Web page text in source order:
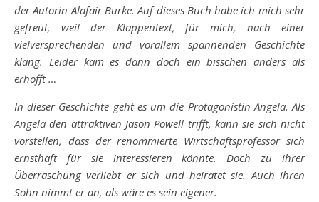
der Autorin Alafair Burke. Auf dieses Buch habe ich mich sehr
gefreut, weil der Klappentext, für mich, nach einer
vielversprechenden und vorallem spannenden Geschichte
klang. Leider kam es dann doch ein bisschen anders als
erhofft …
In dieser Geschichte geht es um die Protagonistin Angela. Als
Angela den attraktiven Jason Powell trifft, kann sie sich nicht
vorstellen, dass der renommierte Wirtschaftsprofessor sich
ernsthaft für sie interessieren könnte. Doch zu ihrer
Überraschung verliebt er sich und heiratet sie. Auch ihren
Sohn nimmt er an, als wäre es sein eigener.